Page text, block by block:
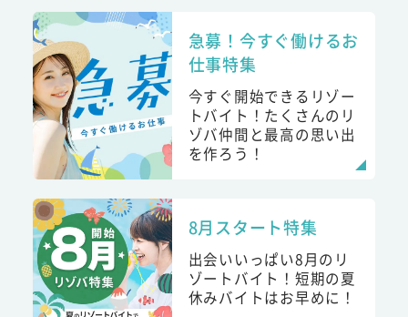
急募！今すぐ働けるお
仕事特集
今すぐ開始できるリゾー
トバイト！たくさんのリ
ゾバ仲間と最高の思い出
を作ろう！
8月スタート特集
出会いいっぱい8月のリ
ゾートバイト！短期の夏
休みバイトはお早めに！